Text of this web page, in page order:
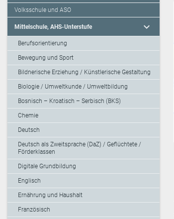
Volksschule und ASO
Mittelschule, AHS-Unterstufe expand_more
Berufsorientierung
Bewegung und Sport
Bildnerische Erziehung / Künstlerische Gestaltung
Biologie / Umweltkunde / Umweltbildung
Bosnisch – Kroatisch – Serbisch (BKS)
Chemie
Deutsch
Deutsch als Zweitsprache (DaZ) / Geflüchtete /
Förderklassen
Digitale Grundbildung
Englisch
Ernährung und Haushalt
Französisch